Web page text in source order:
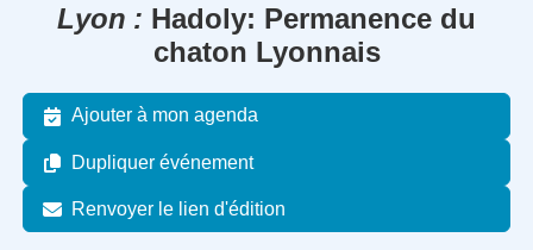
Lyon
Hadoly: Permanence du
chaton Lyonnais
Ajouter à mon agenda
Dupliquer événement
Renvoyer le lien d'édition